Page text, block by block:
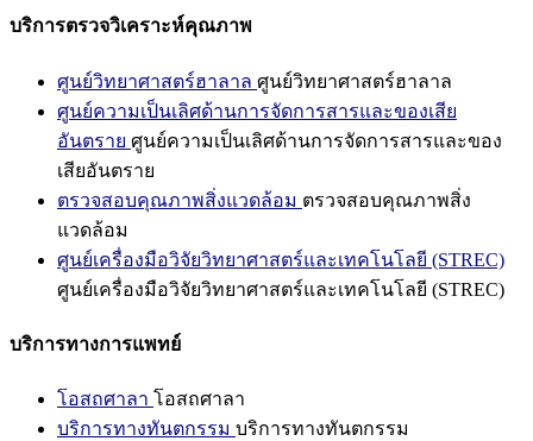
บริการตรวจวิเคราะห์คุณภาพ
ศูนย์วิทยาศาสตร์ฮาลาล ศูนย์วิทยาศาสตร์ฮาลาล
ศูนย์ความเป็นเลิศด้านการจัดการสารและของเสีย
อันตราย ศูนย์ความเป็นเลิศด้านการจัดการสารและของ
เสียอันตราย
ตรวจสอบคุณภาพสิ่งแวดล้อม ตรวจสอบคุณภาพสิ่ง
แวดล้อม
ศูนย์เครื่องมือวิจัยวิทยาศาสตร์และเทคโนโลยี (STREC)
ศูนย์เครื่องมือวิจัยวิทยาศาสตร์และเทคโนโลยี (STREC)
บริการทางการแพทย์
โอสถศาลา โอสถศาลา
บริการทางทันตกรรม บริการทางทันตกรรม